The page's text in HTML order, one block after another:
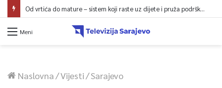
Od vrtića do mature – sistem koji raste uz dijete i pruža podršku porodici
Meni
Naslovna/Vijesti/Sarajevo